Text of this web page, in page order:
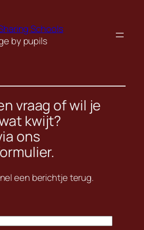
Schools
by pupils
vraag of wil je
kwijt?
ons
een berichtje terug.